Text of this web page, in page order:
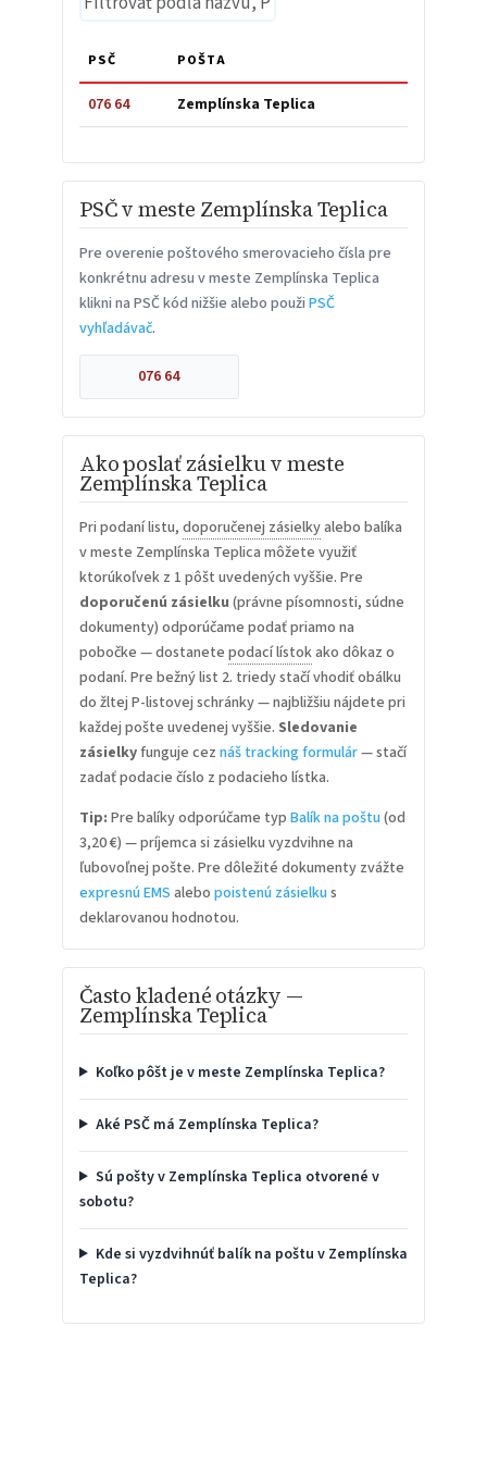
PSČ POŠTA
076 64 Zemplínska Teplica
PSČ v meste Zemplínska Teplica
Pre overenie poštového smerovacieho čísla pre
konkrétnu adresu v meste Zemplínska Teplica
klikni na PSČ kód nižšie alebo použi PSČ
vyhľadávač.
076 64
Ako poslať zásielku v meste
Zemplínska Teplica
Pri podaní listu, doporučenej zásielkyalebo balíka
v meste Zemplínska Teplica môžete využiť
ktorúkoľvek z 1 pôšt uvedených vyššie. Pre
doporučenú zásielku (právne písomnosti, súdne
dokumenty) odporúčame podať priamo na
pobočke — dostanete podací lístokako dôkaz o
podaní. Pre bežný list 2. triedy stačí vhodiť obálku
do žltej P-listovej schránky — najbližšiu nájdete pri
každej pošte uvedenej vyššie. Sledovanie
zásielkyfunguje cez náš tracking formulár— stačí
zadať podacie číslo z podacieho lístka.
Tip: Pre balíky odporúčame typ Balík na poštu (od
3,20 €) — príjemca si zásielku vyzdvihne na
ľubovoľnej pošte. Pre dôležité dokumenty zvážte
expresnú EMS alebo poistenú zásielku s
deklarovanou hodnotou.
Často kladené otázky —
Zemplínska Teplica
Koľko pôšt je v meste Zemplínska Teplica?
Aké PSČ má Zemplínska Teplica?
Sú pošty v Zemplínska Teplica otvorené v
sobotu?
Kde si vyzdvihnúť balík na poštu v Zemplínska
Teplica?